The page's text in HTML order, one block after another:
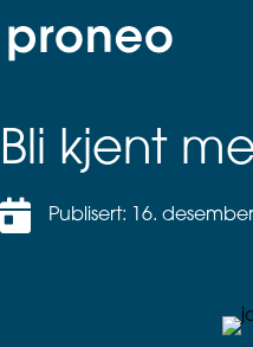
Bli kjent
Publisert: 16.